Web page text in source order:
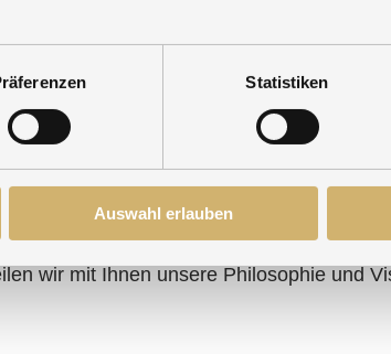
Statistiken
Auswahl erlauben
mit verschiedenen
und einem
Eisbrunnens
nach dem
warum gerade unser Hotel mit seiner
wir mit Ihnen unsere Philosophie und